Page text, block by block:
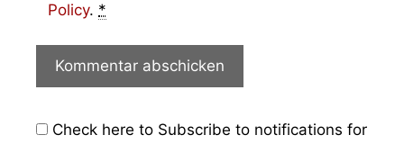
Policy. *
Check here to Subscribe to notifications for